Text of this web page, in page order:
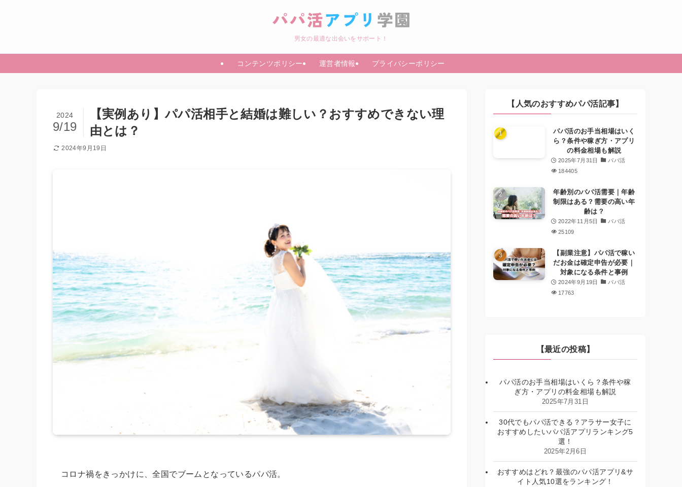
男女の最適な出会いをサポート！
コンテンツポリシー 運営者情報 プライバシーポリシー
【実例あり】パパ活相手と結婚は難しい？おすすめできない理
由とは？
2024
9/19
2024年9月19日
コロナ禍をきっかけに、全国でブームとなっているパパ活。
【人気のおすすめパパ活記事】
パパ活のお手当相場はいく
ら？条件や稼ぎ方・アプリ
の料金相場も解説
2025年7月31日
パパ活
184405
年齢別のパパ活需要｜年齢
制限はある？需要の高い年
齢は？
2022年11月5日
パパ活
25109
【副業注意】パパ活で稼い
だお金は確定申告が必要｜
対象になる条件と事例
2024年9月19日
パパ活
17763
【最近の投稿】
パパ活のお手当相場はいくら？条件や稼
ぎ方・アプリの料金相場も解説
2025年7月31日
30代でもパパ活できる？アラサー女子に
おすすめしたいパパ活アプリランキング5
選！
2025年2月6日
おすすめはどれ？最強のパパ活アプリ&サ
イト人気10選をランキング！